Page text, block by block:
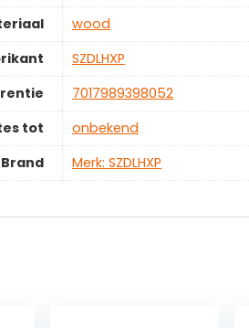
‎wood
‎SZDLHXP
‎7017989398052
tot
‎onbekend
Brand
Merk: SZDLHXP